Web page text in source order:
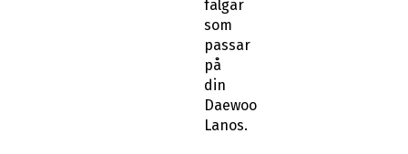
fälgar
som
passar
på
din
Daewoo
Lanos.